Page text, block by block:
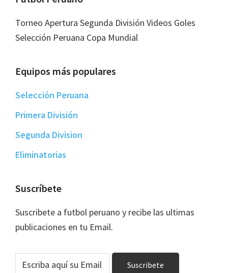
Torneo Apertura Segunda División Videos Goles
Selección Peruana Copa Mundial
Equipos más populares
Selección Peruana
Primera División
Segunda Division
Eliminatorias
Suscríbete
Suscribete a futbol peruano y recibe las ultimas
publicaciones en tu Email.